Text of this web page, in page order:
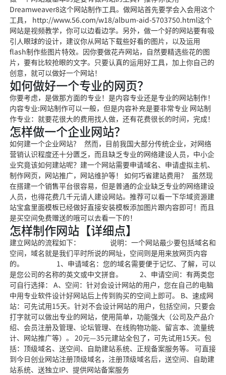
Dreamweaver8这个网站制作工具。做网站首先要学会入会用这个
工具， http://www.56.com/w18/album-aid-5703750.html这个
网站是视频教学，你可以边看边学。另外，做一个好的网站要有吸
引人眼球的设计，建议你从网站下载些好看的图片，以及运用
flash制作些图片特效。因你要做花卉网站，自然要精选些花的图
片，要有比较抢眼的文字。只要认真的运用好工具，加上你自己的
创意，就可以做好一个网站！
如何做好一个专业的网页？
你要考虑，是做那方面的专业！是内容专业还是专业的网站制作！
内容专业:网站制作可以一般，但是内容补充是要非常专业 网站制
作专业：就要花很大的费用找人做，还有花费很长的时间，完成！
怎样做一个企业网站？
如何建一个企业网站? 然而，目前我国大部分传统企业，对网络
营销认识程度还十分匮乏，而且缺乏专业的网络建设人员，中小企
业究竟该如何建站呢？建一个网站需要申请域名、申请虚拟主机、
制作网页，网站推广，网站维护等！ 如何巧省建站费用? 虽然现
在搭建一个销售平台很容易，但是普通的企业缺乏专业的网络建设
人员，也得花费几千元请人建设网站。推荐可以看一下华域资源建
站宝盒里面模板已经做好直接安装模板添加图片跟内容即可！而且
是买空间免费赠送的哦可以去看一下的！
怎样制作网站【详细点】
建立网站的流程如下： 说明：一个网站最少要包括域名和
空间，域名就是我们平时所说的网址，空间则是用来放网页内容
的。 1、申请域名：您的域名需要便于记忆、了解，可以
是您公司的名称的英文或中文拼音。 2、申请空间：有两类您
可自行选择： A、空间：针对会设计网站的用户，您在自己的电脑
中用专业软件设计好网站后上传到购买的空间上即可。 B、速成网
站：可先试用15天。针对不会设计网站的用户，包括空间，只要会
打字就可以做出专业的网站，使用简单，功能强大（公司及产品介
绍、会员注册及管理、论坛管理、在线购物功能、留言本、流量统
计、网站推广等）。 20元—35元建站全包了，可先试用15天。包
括：顶级域名、送空间、自助建站系统、正规备案服务等。 可直接
到今日创业网站注册顶级域名，注册顶级域名后，送空间、自助建
站系统、送独立IP、提供网站备案服务